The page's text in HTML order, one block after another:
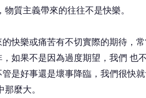
質主義帶來的往往不是快樂。
樂或痛苦有不切實際的期待，常
如果不是因為過度期望，我們 也
是好事還是壞事降臨，我們很快
麼大。